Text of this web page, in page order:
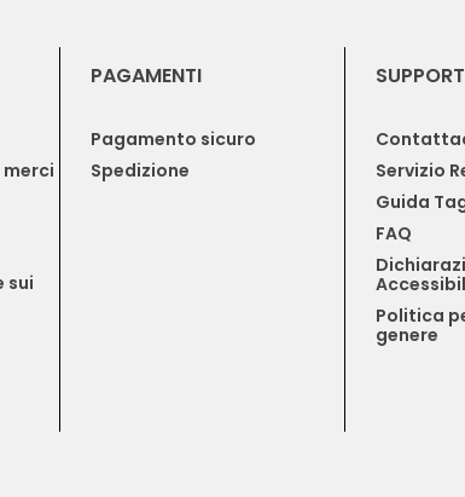
sui
PAGAMENTI
Pagamento sicuro
Spedizione
Servizio
Guida
FAQ
Politica
genere